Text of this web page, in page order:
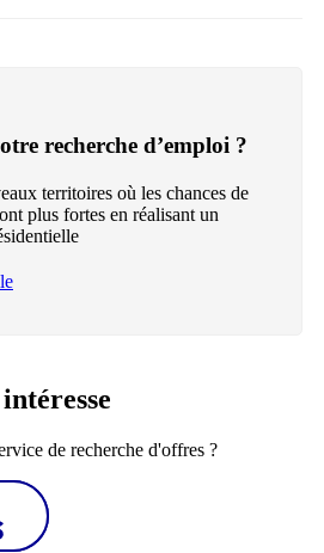
recherche d’emploi ?
territoires où les chances de
plus fortes en réalisant un
de recherche d'offres ?